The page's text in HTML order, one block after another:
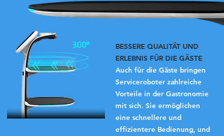
BESSERE QUALITÄT UND
ERLEBNIS FÜR DIE GÄSTE
Auch für die Gäste bringen
Serviceroboter zahlreiche
Vorteile in der Gastronomie
mit sich. Sie ermöglichen
eine schnellere und
effizientere Bedienung, und